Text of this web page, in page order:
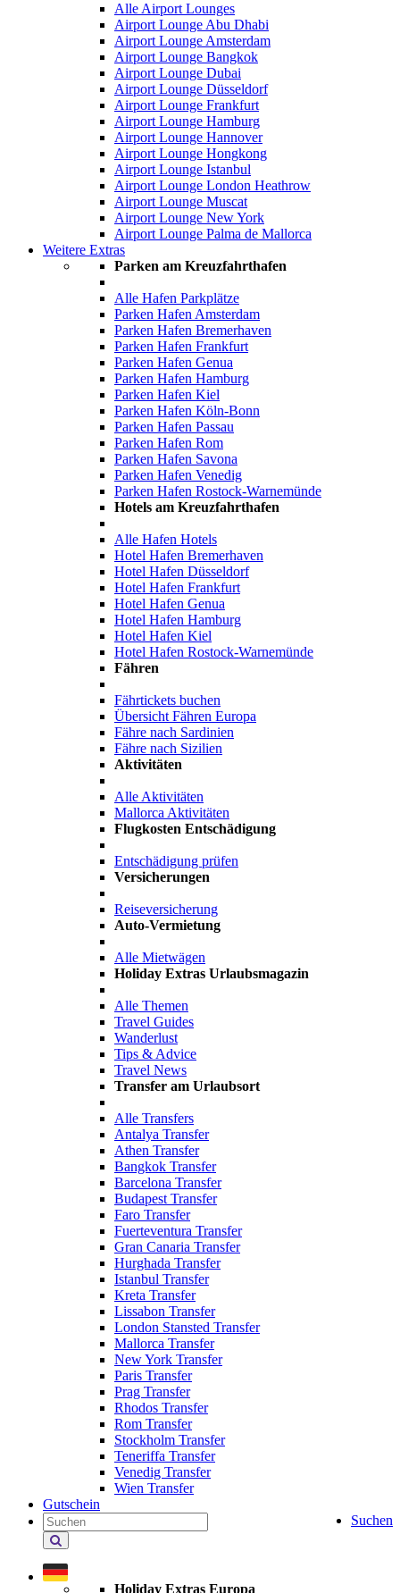
Alle Airport Lounges
Airport Lounge Abu Dhabi
Airport Lounge Amsterdam
Airport Lounge Bangkok
Airport Lounge Dubai
Airport Lounge Düsseldorf
Airport Lounge Frankfurt
Airport Lounge Hamburg
Airport Lounge Hannover
Airport Lounge Hongkong
Airport Lounge Istanbul
Airport Lounge London Heathrow
Airport Lounge Muscat
Airport Lounge New York
Airport Lounge Palma de Mallorca
Weitere Extras
Parken am Kreuzfahrthafen
Alle Hafen Parkplätze
Parken Hafen Amsterdam
Parken Hafen Bremerhaven
Parken Hafen Frankfurt
Parken Hafen Genua
Parken Hafen Hamburg
Parken Hafen Kiel
Parken Hafen Köln-Bonn
Parken Hafen Passau
Parken Hafen Rom
Parken Hafen Savona
Parken Hafen Venedig
Parken Hafen Rostock-Warnemünde
Hotels am Kreuzfahrthafen
Alle Hafen Hotels
Hotel Hafen Bremerhaven
Hotel Hafen Düsseldorf
Hotel Hafen Frankfurt
Hotel Hafen Genua
Hotel Hafen Hamburg
Hotel Hafen Kiel
Hotel Hafen Rostock-Warnemünde
Fähren
Fährtickets buchen
Übersicht Fähren Europa
Fähre nach Sardinien
Fähre nach Sizilien
Aktivitäten
Alle Aktivitäten
Mallorca Aktivitäten
Flugkosten Entschädigung
Entschädigung prüfen
Versicherungen
Reiseversicherung
Auto-Vermietung
Alle Mietwägen
Holiday Extras Urlaubsmagazin
Alle Themen
Travel Guides
Wanderlust
Tips & Advice
Travel News
Transfer am Urlaubsort
Alle Transfers
Antalya Transfer
Athen Transfer
Bangkok Transfer
Barcelona Transfer
Budapest Transfer
Faro Transfer
Fuerteventura Transfer
Gran Canaria Transfer
Hurghada Transfer
Istanbul Transfer
Kreta Transfer
Lissabon Transfer
London Stansted Transfer
Mallorca Transfer
New York Transfer
Paris Transfer
Prag Transfer
Rhodos Transfer
Rom Transfer
Stockholm Transfer
Teneriffa Transfer
Venedig Transfer
Wien Transfer
Gutschein
Suchen
Holiday
Extras
durchsuchen
Holiday Extras Europa